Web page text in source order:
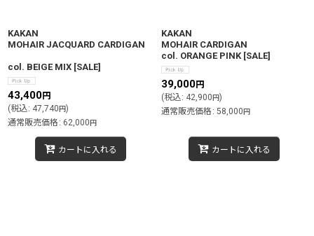
KAKAN
MOHAIR JACQUARD CARDIGAN
col. BEIGE MIX [SALE]
43,400円
(税込: 47,740円)
通常販売価格 : 62,000円
カートに入れる
KAKAN
MOHAIR CARDIGAN
col. ORANGE PINK [SALE]
39,000円
(税込: 42,900円)
通常販売価格 : 58,000円
カートに入れる